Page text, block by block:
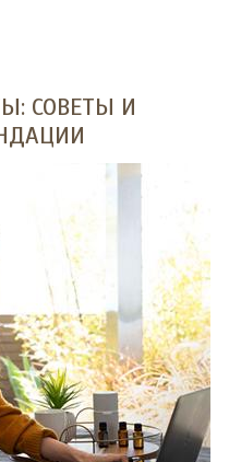
СОВЕТЫ И